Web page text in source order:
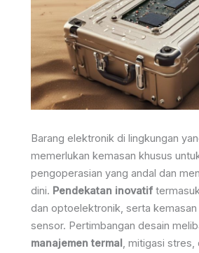
Barang elektronik di lingkungan
memerlukan kemasan khusus
pengoperasian yang andal dan
dini. Pendekatan inovatif
dan optoelektronik, serta kemasan
sensor. Pertimbangan desain
manajemen termal, mitigasi stres,